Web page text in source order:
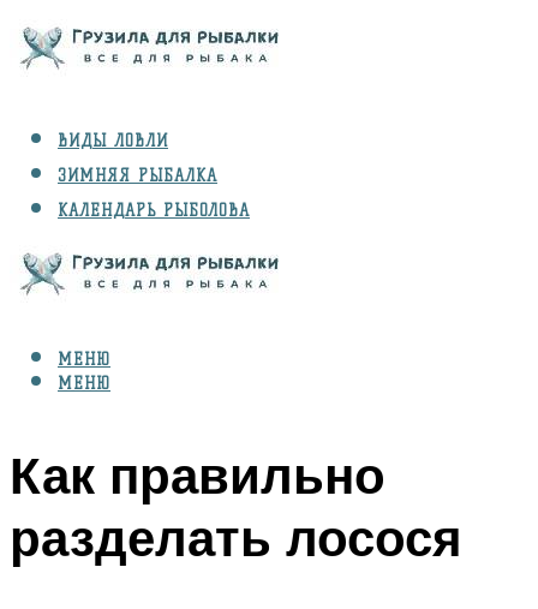
ВИДЫ ЛОВЛИ
ЗИМНЯЯ РЫБАЛКА
КАЛЕНДАРЬ РЫБОЛОВА
СНАРЯЖЕНИЕ
МЕНЮ
МЕНЮ
Как правильно
разделать лосося